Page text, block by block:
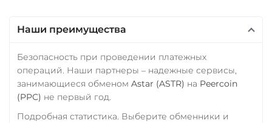
Наши преимущества
Безопасность при проведении платежных
операций. Наши партнеры – надежные сервисы,
занимающиеся обменом Astar (ASTR) на Peercoin
(PPC) не первый год.
Подробная статистика. Выберите обменники и